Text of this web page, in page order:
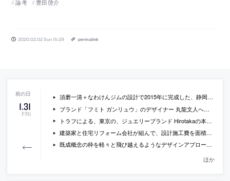
論考 豊田啓介
2020.02.02 Sun 15:29 permalink
1.31
FRI
須磨一清＋なわけんジムの設計で2015年に完成した、静岡・伊豆高原の店舗と住居「jikka」の施主に、お店の側面と設計背景について聞いているインタビュー記事
ブランド「フミト ガンリュウ」のデザイナー 丸龍文人へのWWDによるインタビュー
トラフによる、東京の、ジュエリーブランド Hirotakaの本店「Hirotaka 丸の内店」の写真
建築家と住宅リフォーム会社が組んで、設計施工費を面積に沿って定額で提供するマンションリノベサービス「MADE BY ARCHITECT」
既成概念の枠を軽々と飛び越えるようなデザインアプローチで海外でも注目される関祐介に、仕事やライフスタイルについて聞いているインタビュー「多拠点間の移動が発想の発露 複数の居場所が結ぶ縁」
ほか